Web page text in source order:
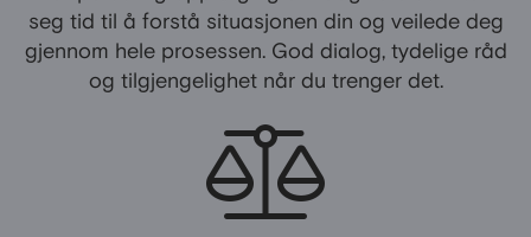
seg tid til å forstå situasjonen din og veilede deg
gjennom hele prosessen. God dialog, tydelige råd
og tilgjengelighet når du trenger det.